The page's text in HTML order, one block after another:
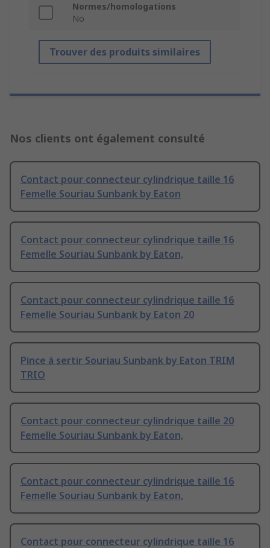
Normes/homologations
No
Trouver des produits similaires
Nos clients ont également consulté
Contact pour connecteur cylindrique taille 16
Femelle Souriau Sunbank by Eaton
Contact pour connecteur cylindrique taille 16
Femelle Souriau Sunbank by Eaton,
Contact pour connecteur cylindrique taille 16
Femelle Souriau Sunbank by Eaton 20
Pince à sertir Souriau Sunbank by Eaton TRIM
TRIO
Contact pour connecteur cylindrique taille 20
Femelle Souriau Sunbank by Eaton,
Contact pour connecteur cylindrique taille 16
Femelle Souriau Sunbank by Eaton,
Contact pour connecteur cylindrique taille 16